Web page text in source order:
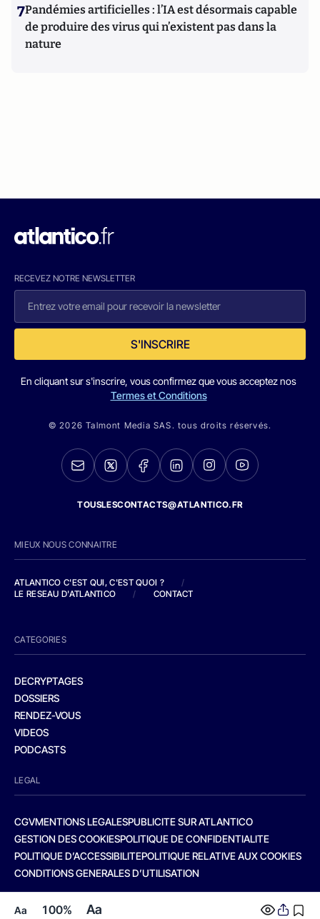
Aa 100% Aa
7Pandémies artificielles : l’IA est désormais capable
de produire des virus qui n’existent pas dans la
nature
RECEVEZ NOTRE NEWSLETTER
S'INSCRIRE
En cliquant sur s'inscrire, vous confirmez que vous acceptez nos
Termes et Conditions
© 2026 Talmont Media SAS. tous droits réservés.
TOUSLESCONTACTS@ATLANTICO.FR
MIEUX NOUS CONNAITRE
ATLANTICO C'EST QUI, C'EST QUOI ?
/
LE RESEAU D'ATLANTICO
/ CONTACT
CATEGORIES
DECRYPTAGES
DOSSIERS
RENDEZ-VOUS
VIDEOS
PODCASTS
LEGAL
CGVMENTIONS LEGALESPUBLICITE SUR ATLANTICO
GESTION DES COOKIESPOLITIQUE DE CONFIDENTIALITE
POLITIQUE D’ACCESSIBILITEPOLITIQUE RELATIVE AUX COOKIES
CONDITIONS GENERALES D’UTILISATION